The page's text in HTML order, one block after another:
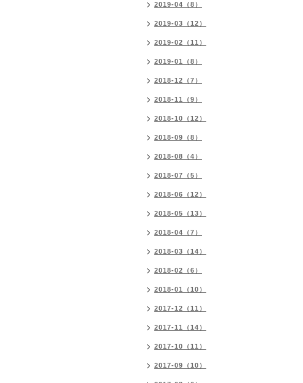
2019-04（8）
2019-03（12）
2019-02（11）
2019-01（8）
2018-12（7）
2018-11（9）
2018-10（12）
2018-09（8）
2018-08（4）
2018-07（5）
2018-06（12）
2018-05（13）
2018-04（7）
2018-03（14）
2018-02（6）
2018-01（10）
2017-12（11）
2017-11（14）
2017-10（11）
2017-09（10）